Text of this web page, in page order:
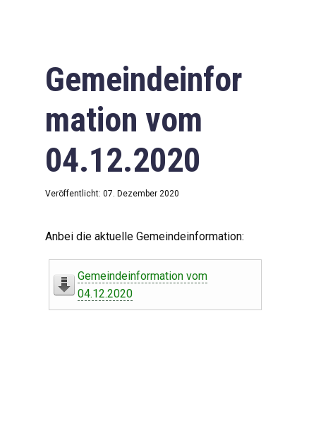
Gemeindeinfor
mation vom
04.12.2020
Veröffentlicht: 07. Dezember 2020
Anbei die aktuelle Gemeindeinformation:
Gemeindeinformation vom
04.12.2020